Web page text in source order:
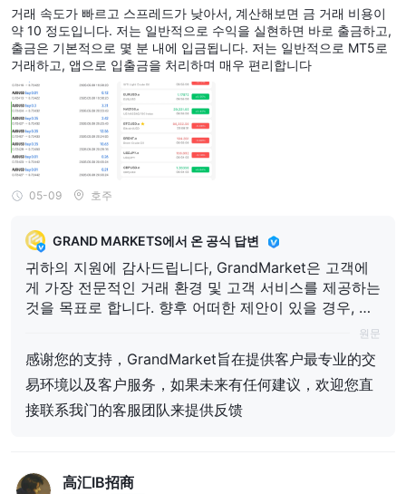
거래 속도가 빠르고 스프레드가 낮아서, 계산해보면 금 거래 비용이
약 10 정도입니다. 저는 일반적으로 수익을 실현하면 바로 출금하고,
출금은 기본적으로 몇 분 내에 입금됩니다. 저는 일반적으로 MT5로
거래하고, 앱으로 입출금을 처리하며 매우 편리합니다
05-09 호주
GRAND MARKETS에서 온 공식 답변
귀하의 지원에 감사드립니다, GrandMarket은 고객에
게 가장 전문적인 거래 환경 및 고객 서비스를 제공하는
것을 목표로 합니다. 향후 어떠한 제안이 있을 경우, 귀
하의 피드백을 제공하기 위해 직접 우리의 고객 서비스
팀에 연락해 주시기 바랍니다
원문
感谢您的支持，GrandMarket旨在提供客户最专业的交
易环境以及客户服务，如果未来有任何建议，欢迎您直
接联系我门的客服团队来提供反馈
高汇IB招商